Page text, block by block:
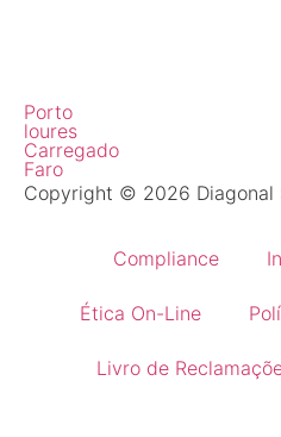
Porto
loures
Carregado
Faro
Copyright © 2026 Diagonal
Compliance
Ética On-Line
Livro de